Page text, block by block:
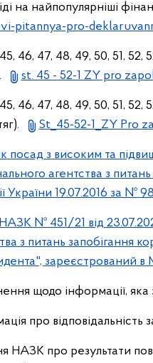
на найпопулярніші
pitannya-pro-
46, 47, 48, 49, 50, 51,
st. 45 - 52-1 ZY pro
46, 47, 48, 49, 50, 51,
St_45-52-1_ZY Pro
посад з високим та
агентства з
України 19.07.2016 за №
№ 451/21 від
з питань запобігання
зареєстрований в
щодо інформації, яка
про відповідальність
НАЗК про результати